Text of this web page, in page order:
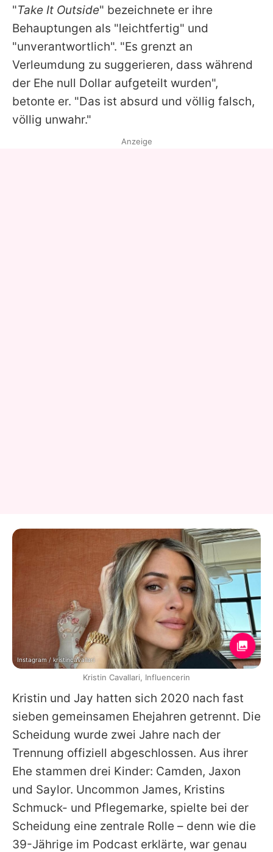
"Take It Outside" bezeichnete er ihre
Behauptungen als "leichtfertig" und
"unverantwortlich". "Es grenzt an
Verleumdung zu suggerieren, dass während
der Ehe null Dollar aufgeteilt wurden",
betonte er. "Das ist absurd und völlig falsch,
völlig unwahr."
Kristin und Jay hatten sich 2020 nach fast
sieben gemeinsamen Ehejahren getrennt. Die
Scheidung wurde zwei Jahre nach der
Trennung offiziell abgeschlossen. Aus ihrer
Ehe stammen drei Kinder: Camden, Jaxon
und Saylor. Uncommon James, Kristins
Schmuck- und Pflegemarke, spielte bei der
Scheidung eine zentrale Rolle – denn wie die
39-Jährige im Podcast erklärte, war genau
Anzeige
Instagram / kristincavallari
Kristin Cavallari, Influencerin